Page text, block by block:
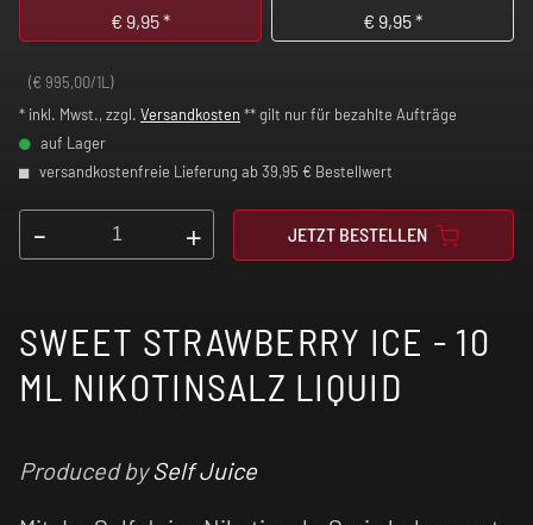
€ 9,95* € 9,95*
(€ 995,00/1L)
* inkl. Mwst., zzgl. Versandkosten ** gilt nur für bezahlte Aufträge
auf Lager
versandkostenfreie Lieferung ab 39,95 € Bestellwert
- + JETZT BESTELLEN
SWEET STRAWBERRY ICE - 10
ML NIKOTINSALZ LIQUID
Produced bySelf Juice